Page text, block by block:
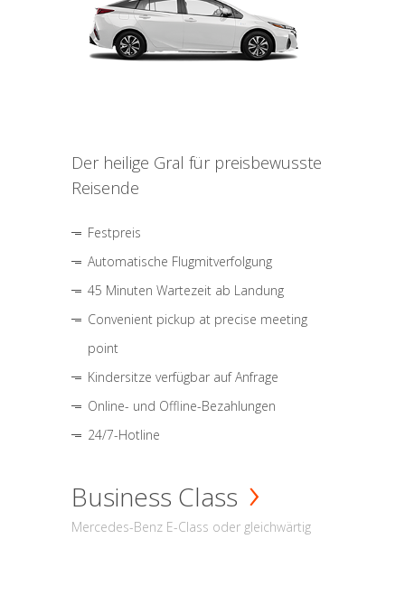
Der heilige Gral für preisbewusste
Reisende
Festpreis
Automatische Flugmitverfolgung
45 Minuten Wartezeit ab Landung
Convenient pickup at precise meeting
point
Kindersitze verfügbar auf Anfrage
Online- und Offline-Bezahlungen
24/7-Hotline
Business Class
Mercedes-Benz E-Class oder gleichwärtig